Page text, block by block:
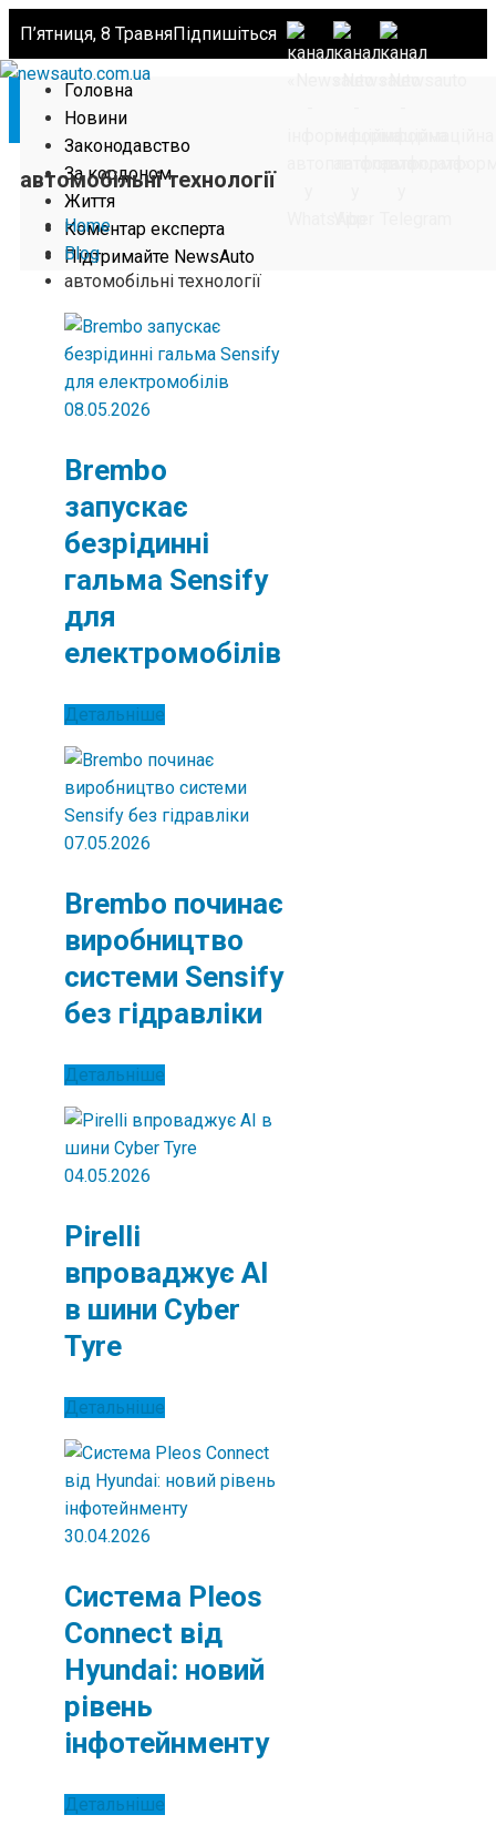
П’ятниця, 8 ТравняПідпишіться
Головна
Новини
Законодавство
За кордоном
Життя
Коментар експерта
Підтримайте NewsAuto
автомобільні технології
Home
Blog
автомобільні технології
08.05.2026
Brembo
запускає
безрідинні
гальма Sensify
для
електромобілів
Детальніше
07.05.2026
Brembo починає
виробництво
системи Sensify
без гідравліки
Детальніше
04.05.2026
Pirelli
впроваджує AI
в шини Cyber
Tyre
Детальніше
30.04.2026
Система Pleos
Connect від
Hyundai: новий
рівень
інфотейнменту
Детальніше